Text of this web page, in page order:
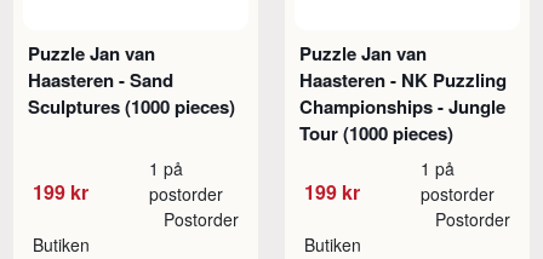
Puzzle Jan van
Haasteren - Sand
Sculptures (1000 pieces)
199 kr
1 på
postorder
Butiken
Postorder
Puzzle Jan van
Haasteren - NK Puzzling
Championships - Jungle
Tour (1000 pieces)
199 kr
1 på
postorder
Butiken
Postorder